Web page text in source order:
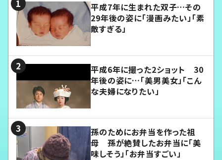
平成7年に生まれた双子…その
29年後の姿に「漫画みたい」「素
敵すぎる」
平成6年に撮った2ショット 30
年後の姿に…「美男美女」「こん
な夫婦になりたい」
孫のためにお弁当を作った祖
母 孫が絶賛したお弁当に「美
味しそう」「お弁当すごい」